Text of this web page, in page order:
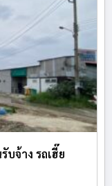
บจ้าง รถเฮี๊ย